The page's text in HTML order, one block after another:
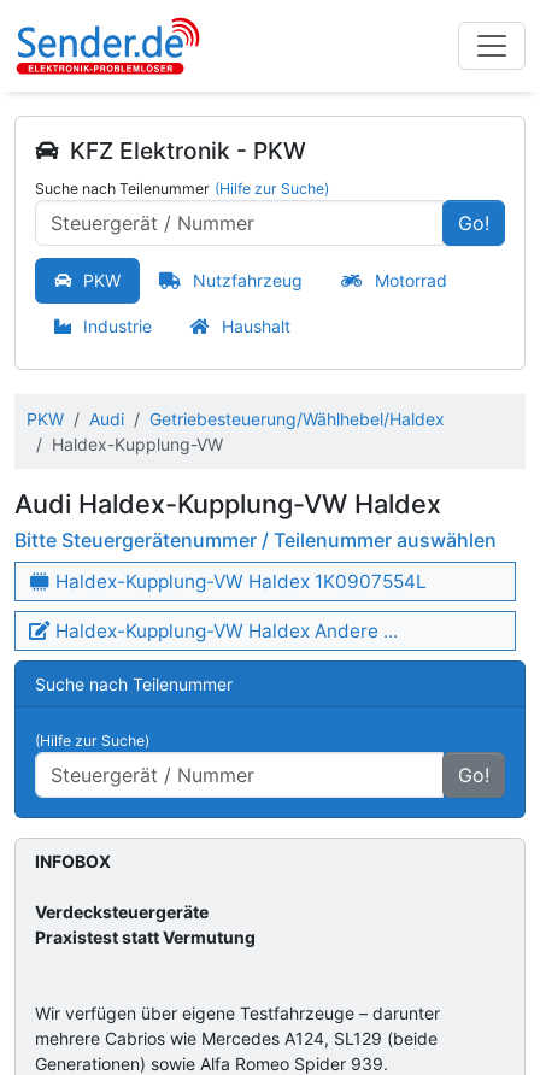
KFZ Elektronik - PKW
Suche nach Teilenummer (Hilfe zur Suche)
Go!
PKW Nutzfahrzeug Motorrad
Industrie Haushalt
PKW Audi
Getriebesteuerung/Wählhebel/Haldex
Haldex-Kupplung-VW
Audi Haldex-Kupplung-VW Haldex
Bitte Steuergerätenummer / Teilenummer auswählen
Haldex-Kupplung-VW Haldex 1K0907554L
Haldex-Kupplung-VW Haldex Andere ...
Suche nach Teilenummer
(Hilfe zur Suche)
Go!
INFOBOX
Verdecksteuergeräte
Praxistest statt Vermutung
Wir verfügen über eigene Testfahrzeuge – darunter
mehrere Cabrios wie Mercedes A124, SL129 (beide
Generationen) sowie Alfa Romeo Spider 939.